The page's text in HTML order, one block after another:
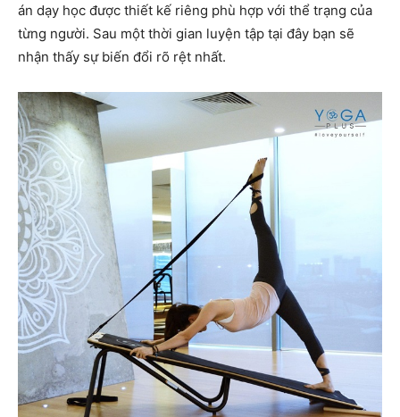
án dạy học được thiết kế riêng phù hợp với thể trạng của
từng người. Sau một thời gian luyện tập tại đây bạn sẽ
nhận thấy sự biến đổi rõ rệt nhất.